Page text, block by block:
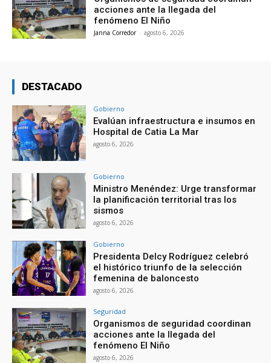
acciones ante la llegada del
fenómeno El Niño
Janna Corredor - agosto 6, 2026
DESTACADO
Gobierno
Evalúan infraestructura e insumos en
Hospital de Catia La Mar
agosto 6, 2026
Gobierno
Ministro Menéndez: Urge transformar
la planificación territorial tras los
sismos
agosto 6, 2026
Gobierno
Presidenta Delcy Rodríguez celebró
el histórico triunfo de la selección
femenina de baloncesto
agosto 6, 2026
Seguridad
Organismos de seguridad coordinan
acciones ante la llegada del
fenómeno El Niño
agosto 6, 2026